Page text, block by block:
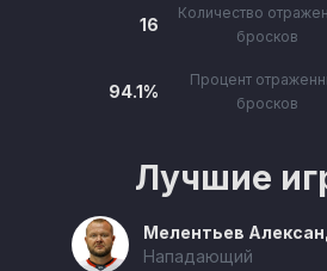
16
Количество
бросков
94.1%
Процент
бросков
Лучшие
Мелентьев
Нападающий